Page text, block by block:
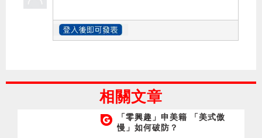
相關文章
「零興趣」申美籍 「美式傲
慢」如何破防？